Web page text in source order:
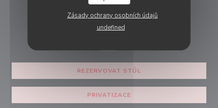
Zásady ochrany osobních údajů
undefined
01 57 67 81 54
REZERVOVAT STŮL
PRIVATIZACE